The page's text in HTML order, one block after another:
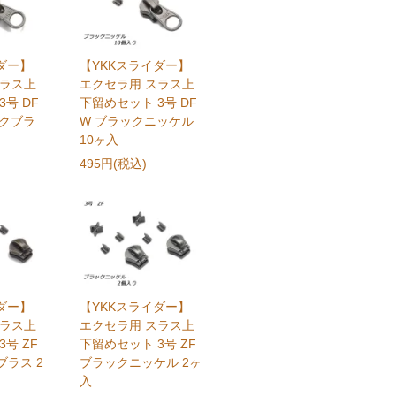
】
ス上
号 DF
ブラ
【YKKスライダー】
エクセラ用 スラス上
下留めセット 3号 DF
W ブラックニッケル
10ヶ入
495円(税込)
】
ス上
号 ZF
ラス 2
【YKKスライダー】
エクセラ用 スラス上
下留めセット 3号 ZF
ブラックニッケル 2ヶ
入